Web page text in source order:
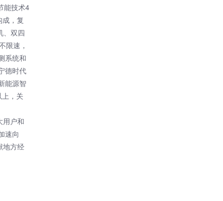
能技术4
，复
、双四
限速，
系统和
德时代
能源智
，关
用户和
速向
地方经